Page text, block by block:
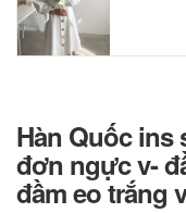
Hàn Quốc ins
đơn ngực v-
đầm eo trắng